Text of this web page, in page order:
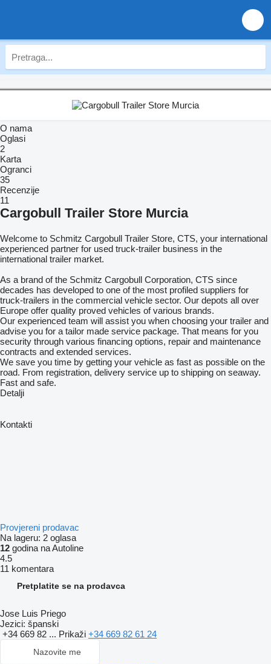
O nama
Oglasi
2
Karta
Ogranci
35
Recenzije
11
Cargobull Trailer Store Murcia
Welcome to Schmitz Cargobull Trailer Store, CTS, your international
experienced partner for used truck-trailer business in the
international trailer market.
As a brand of the Schmitz Cargobull Corporation, CTS since
decades has developed to one of the most profiled suppliers for
truck-trailers in the commercial vehicle sector. Our depots all over
Europe offer quality proved vehicles of various brands.
Our experienced team will assist you when choosing your trailer and
advise you for a tailor made service package. That means for you
security through various financing options, repair and maintenance
contracts and extended services.
We save you time by getting your vehicle as fast as possible on the
road. From registration, delivery service up to shipping on seaway.
Fast and safe.
Detalji
Kontakti
Provjereni prodavac
Na lageru: 2 oglasa
12 godina na Autoline
4.5
11 komentara
Pretplatite se na prodavca
Jose Luis Priego
Jezici: španski
+34 669 82 ... Prikaži +34 669 82 61 24
Nazovite me